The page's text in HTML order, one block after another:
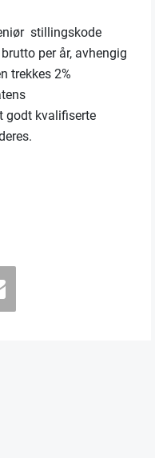
stillingskode
per år, avhengig
trekkes 2%
godt kvalifiserte